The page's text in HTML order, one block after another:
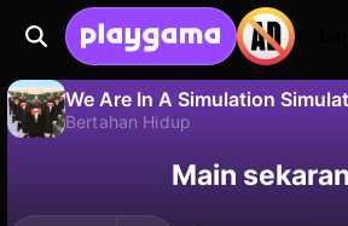
We Are In A Simulation
Bertahan Hidup
Simpan progresnya!
Main